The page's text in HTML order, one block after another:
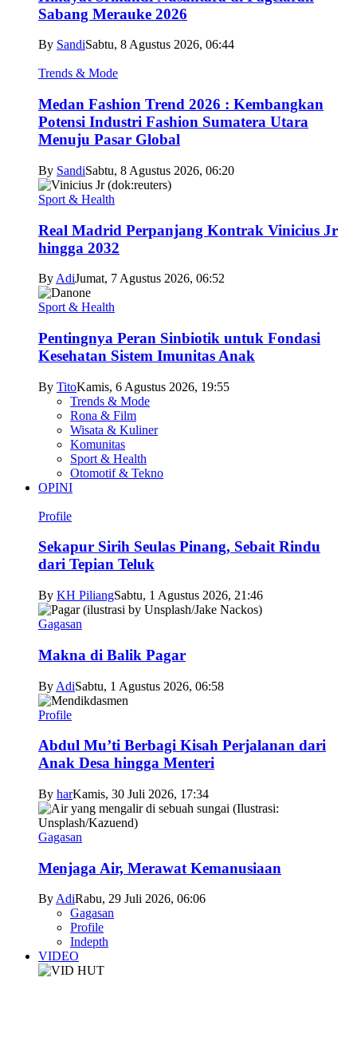
Sabang Merauke 2026
By SandiSabtu, 8 Agustus 2026, 06:44
Trends & Mode
Medan Fashion Trend 2026 : Kembangkan
Potensi Industri Fashion Sumatera Utara
Menuju Pasar Global
By SandiSabtu, 8 Agustus 2026, 06:20
Sport & Health
Real Madrid Perpanjang Kontrak Vinicius Jr
hingga 2032
By AdiJumat, 7 Agustus 2026, 06:52
Sport & Health
Pentingnya Peran Sinbiotik untuk Fondasi
Kesehatan Sistem Imunitas Anak
By TitoKamis, 6 Agustus 2026, 19:55
Trends & Mode
Rona & Film
Wisata & Kuliner
Komunitas
Sport & Health
Otomotif & Tekno
OPINI
Profile
Sekapur Sirih Seulas Pinang, Sebait Rindu
dari Tepian Teluk
By KH PiliangSabtu, 1 Agustus 2026, 21:46
Gagasan
Makna di Balik Pagar
By AdiSabtu, 1 Agustus 2026, 06:58
Profile
Abdul Mu’ti Berbagi Kisah Perjalanan dari
Anak Desa hingga Menteri
By harKamis, 30 Juli 2026, 17:34
Gagasan
Menjaga Air, Merawat Kemanusiaan
ByAdiRabu, 29 Juli 2026, 06:06
Gagasan
Profile
Indepth
VIDEO